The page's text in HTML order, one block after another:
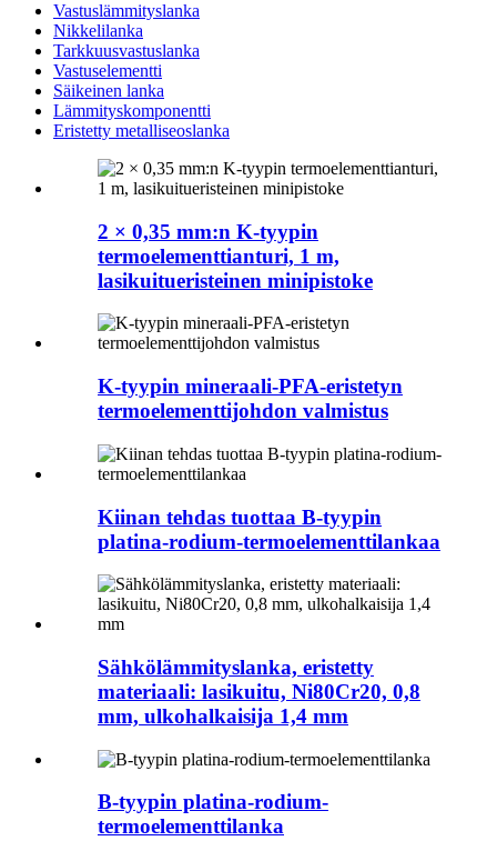
Vastuslämmityslanka
Nikkelilanka
Tarkkuusvastuslanka
Vastuselementti
Säikeinen lanka
Lämmityskomponentti
Eristetty metalliseoslanka
2 × 0,35 mm:n K-tyypin
termoelementtianturi, 1 m,
lasikuitueristeinen minipistoke
K-tyypin mineraali-PFA-eristetyn
termoelementtijohdon valmistus
Kiinan tehdas tuottaa B-tyypin
platina-rodium-termoelementtilankaa
Sähkölämmityslanka, eristetty
materiaali: lasikuitu, Ni80Cr20, 0,8
mm, ulkohalkaisija 1,4 mm
B-tyypin platina-rodium-
termoelementtilanka